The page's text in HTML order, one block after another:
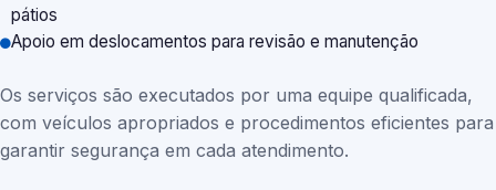
pátios
Apoio em deslocamentos para revisão e manutenção
Os serviços são executados por uma equipe qualificada,
com veículos apropriados e procedimentos eficientes para
garantir segurança em cada atendimento.